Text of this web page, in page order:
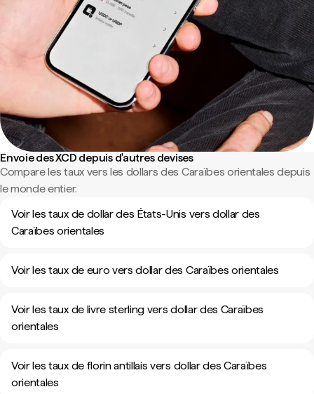
Envoie des XCD depuis d'autres devises
Compare les taux vers les dollars des Caraïbes orientales depuis
le monde entier.
Voir les taux de dollar des États-Unis vers dollar des
Caraïbes orientales
Voir les taux de euro vers dollar des Caraïbes orientales
Voir les taux de livre sterling vers dollar des Caraïbes
orientales
Voir les taux de florin antillais vers dollar des Caraïbes
orientales